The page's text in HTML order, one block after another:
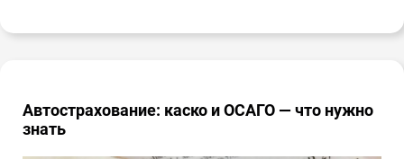
Автострахование: каско и ОСАГО — что нужно
знать